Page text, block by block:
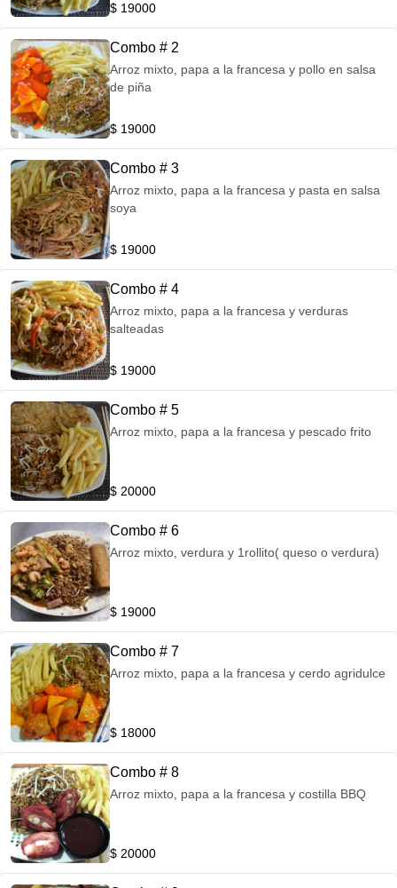
$ 19000
Combo # 2
Arroz mixto, papa a la francesa y pollo en salsa
de piña
$ 19000
Combo # 3
Arroz mixto, papa a la francesa y pasta en salsa
soya
$ 19000
Combo # 4
Arroz mixto, papa a la francesa y verduras
salteadas
$ 19000
Combo # 5
Arroz mixto, papa a la francesa y pescado frito
$ 20000
Combo # 6
Arroz mixto, verdura y 1rollito( queso o verdura)
$ 19000
Combo # 7
Arroz mixto, papa a la francesa y cerdo agridulce
$ 18000
Combo # 8
Arroz mixto, papa a la francesa y costilla BBQ
$ 20000